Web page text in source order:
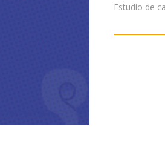
Estudio de